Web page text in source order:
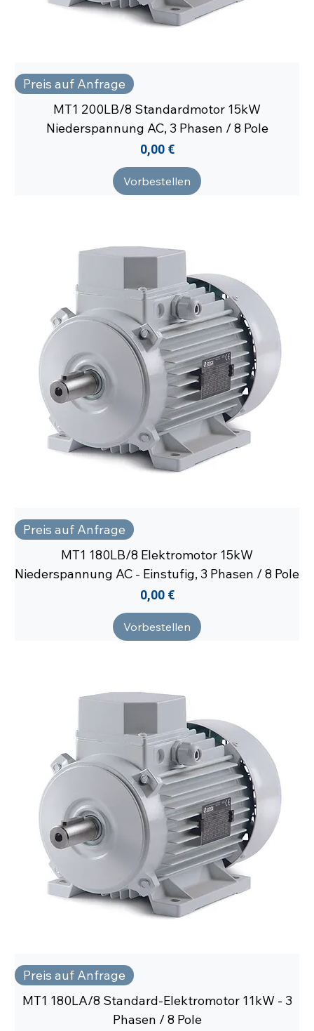
Preis auf Anfrage
MT1 200LB/8 Standardmotor 15kW
Niederspannung AC, 3 Phasen / 8 Pole
Preis
0,00 €
Vorbestellen
Preis auf Anfrage
MT1 180LB/8 Elektromotor 15kW
Niederspannung AC - Einstufig, 3 Phasen / 8 Pole
Preis
0,00 €
Vorbestellen
Preis auf Anfrage
MT1 180LA/8 Standard-Elektromotor 11kW - 3
Phasen / 8 Pole